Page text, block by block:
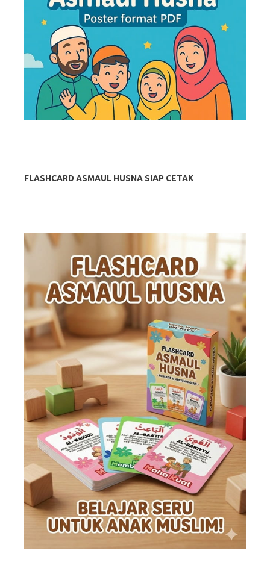
FLASHCARD ASMAUL HUSNA SIAP CETAK